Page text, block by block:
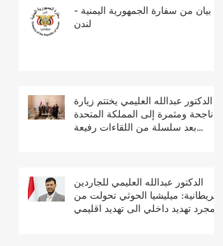
بيان من سفارة الجمهورية اليمنية -
لندن
الدكتور عبدالله العليمي يختتم زيارة
ناجحة ومثمرة إلى المملكة المتحدة
بعد سلسلة من اللقاءات رفيعة
الدكتور عبدالله العليمي للجاردين
البريطانية: ميليشيا الحوثي تحولت من
مجرد تهديد داخلي الى تهديد اقليمي